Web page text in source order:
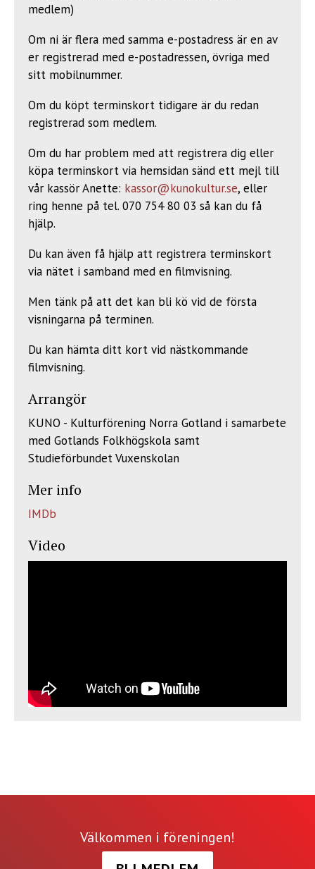
medlem)
Om ni är flera med samma e-postadress är en av
er registrerad med e-postadressen, övriga med
sitt mobilnummer.
Om du köpt terminskort tidigare är du redan
registrerad som medlem.
Om du har problem med att registrera dig eller
köpa terminskort via hemsidan sänd ett mejl till
vår kassör Anette: kassor@kunokultur.se, eller
ring henne på tel. 070 754 80 03 så kan du få
hjälp.
Du kan även få hjälp att registrera terminskort
via nätet i samband med en filmvisning.
Men tänk på att det kan bli kö vid de första
visningarna på terminen.
Du kan hämta ditt kort vid nästkommande
filmvisning.
Arrangör
KUNO - Kulturförening Norra Gotland i samarbete
med Gotlands Folkhögskola samt
Studieförbundet Vuxenskolan
Mer info
IMDb
Video
Välkommen i föreningen!